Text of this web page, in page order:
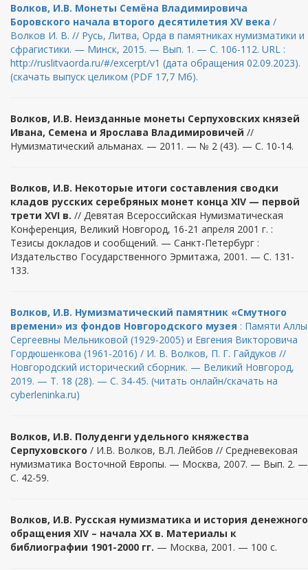
Волков, И.В. Монеты Семёна Владимировича
Боровского начала второго десятилетия XV века /
Волков И. В. // Русь, Литва, Орда в памятниках нумизматики и
сфрагистики. — Минск, 2015. — Вып. 1. — С. 106-112. URL :
http://ruslitvaorda.ru/#/excerpt/v1 (дата обращения 02.09.2023).
(скачать выпуск целиком (PDF 17,7 Мб).
Волков, И.В. Неизданные монеты Серпуховских князей
Ивана, Семена и Ярослава Владимировичей //
Нумизматический альманах. — 2011. — № 2 (43). — С. 10-14.
Волков, И.В. Некоторые итоги составления сводки
кладов русских серебряных монет конца XIV — первой
трети XVI в. // Девятая Всероссийская Нумизматическая
Конференция, Великий Новгород, 16-21 апреля 2001 г. :
Тезисы докладов и сообщений. — Санкт-Петербург :
Издательство Государственного Эрмитажа, 2001. — С. 131-
133.
Волков, И.В. Нумизматический памятник «Смутного
времени» из фондов Новгородского музея : Памяти Аллы
Сергеевны Мельниковой (1929-2005) и Евгения Викторовича
Гордюшенкова (1961-2016) / И. В. Волков, П. Г. Гайдуков //
Новгородский исторический сборник. — Великий Новгород,
2019. — Т. 18 (28). — С. 34-45. (читать онлайн/скачать на
cyberleninka.ru)
Волков, И.В. Полуденги удельного княжества
Серпуховского / И.В. Волков, В.Л. Лейбов // Средневековая
нумизматика Восточной Европы. — Москва, 2007. — Вып. 2. —
С. 42-59.
Волков, И.В. Русская нумизматика и история денежного
обращения XIV – начала XX в. Материалы к
библиографии 1901-2000 гг. — Москва, 2001. — 100 с.